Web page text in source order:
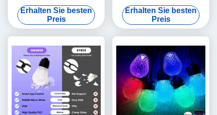
Sprachsteuerung Stabil
Praktisch
Erhalten Sie besten
Preis
Außenbereich, bruchsicher,
48 Fuß, dimmbar
Erhalten Sie besten
Preis